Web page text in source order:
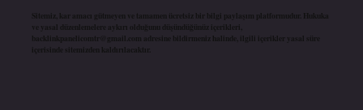
Sitemiz, kar amacı gütmeyen ve tamamen ücretsiz bir bilgi paylaşım platformudur. Hukuka
ve yasal düzenlemelere aykırı olduğunu düşündüğünüz içerikleri,
backlinkpanelicomtr@gmail.com adresine bildirmeniz halinde, ilgili içerikler yasal süre
içerisinde sitemizden kaldırılacaktır.